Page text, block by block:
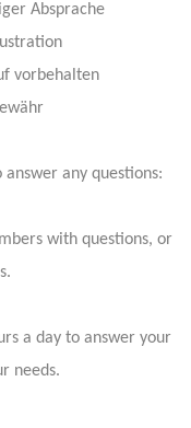
Absprache
vorbehalten
any questions:
with questions, or
a day to answer your
needs.